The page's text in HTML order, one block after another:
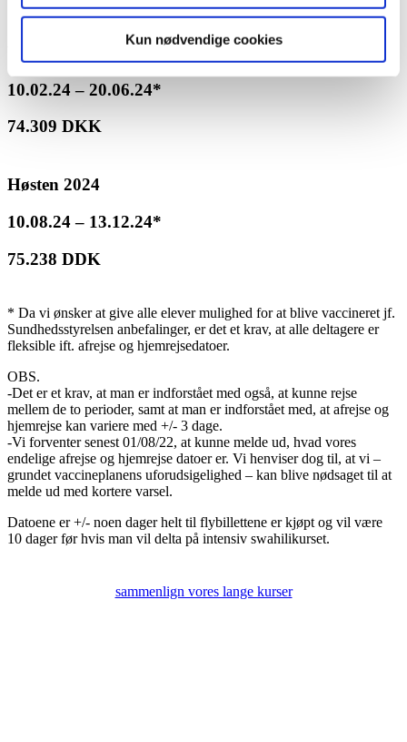
Kun nødvendige cookies
10.02.24 – 20.06.24*
74.309 DKK
Høsten 2024
10.08.24 – 13.12.24*
75.238 DDK
* Da vi ønsker at give alle elever mulighed for at blive vaccineret jf.
Sundhedsstyrelsen anbefalinger, er det et krav, at alle deltagere er
fleksible ift. afrejse og hjemrejsedatoer.
OBS.
-Det er et krav, at man er indforstået med også, at kunne rejse
mellem de to perioder, samt at man er indforstået med, at afrejse og
hjemrejse kan variere med +/- 3 dage.
-Vi forventer senest 01/08/22, at kunne melde ud, hvad vores
endelige afrejse og hjemrejse datoer er. Vi henviser dog til, at vi –
grundet vaccineplanens uforudsigelighed – kan blive nødsaget til at
melde ud med kortere varsel.
Datoene er +/- noen dager helt til flybillettene er kjøpt og vil være
10 dager før hvis man vil delta på intensiv swahilikurset.
sammenlign vores lange kurser